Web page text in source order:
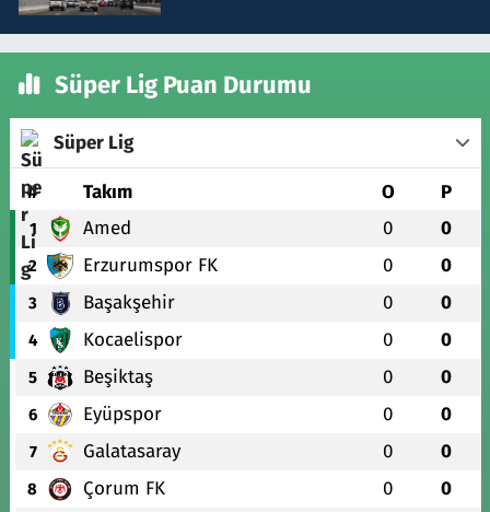
Süper Lig Puan Durumu
Süper Lig
# Takım O P
1 Amed 0 0
2 Erzurumspor FK 0 0
3 Başakşehir 0 0
4 Kocaelispor 0 0
5 Beşiktaş 0 0
6 Eyüpspor 0 0
7 Galatasaray 0 0
8 Çorum FK 0 0